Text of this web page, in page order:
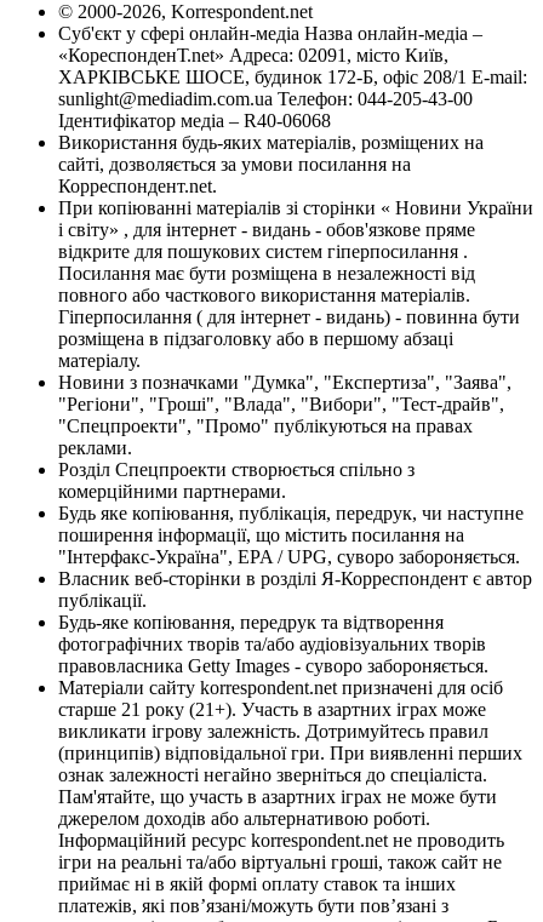
© 2000-2026, Korrespondent.net
Суб'єкт у сфері онлайн-медіа Назва онлайн-медіа –
«КореспонденТ.net» Адреса: 02091, місто Київ,
ХАРКІВСЬКЕ ШОСЕ, будинок 172-Б, офіс 208/1 E-mail:
sunlight@mediadim.com.ua Телефон: 044-205-43-00
Ідентифікатор медіа – R40-06068
Використання будь-яких матеріалів, розміщених на
сайті, дозволяється за умови посилання на
Корреспондент.net.
При копіюванні матеріалів зі сторінки « Новини України
і світу» , для інтернет - видань - обов'язкове пряме
відкрите для пошукових систем гіперпосилання .
Посилання має бути розміщена в незалежності від
повного або часткового використання матеріалів.
Гіперпосилання ( для інтернет - видань) - повинна бути
розміщена в підзаголовку або в першому абзаці
матеріалу.
Новини з позначками "Думка", "Експертиза", "Заява",
"Регіони", "Гроші", "Влада", "Вибори", "Тест-драйв",
"Спецпроекти", "Промо" публікуються на правах
реклами.
Розділ Спецпроекти створюється спільно з
комерційними партнерами.
Будь яке копіювання, публікація, передрук, чи наступне
поширення інформації, що містить посилання на
"Інтерфакс-Україна", EPA / UPG, суворо забороняється.
Власник веб-сторінки в розділі Я-Корреспондент є автор
публікації.
Будь-яке копіювання, передрук та відтворення
фотографічних творів та/або аудіовізуальних творів
правовласника Getty Images - суворо забороняється.
Матеріали сайту korrespondent.net призначені для осіб
старше 21 року (21+). Участь в азартних іграх може
викликати ігрову залежність. Дотримуйтесь правил
(принципів) відповідальної гри. При виявленні перших
ознак залежності негайно зверніться до спеціаліста.
Пам'ятайте, що участь в азартних іграх не може бути
джерелом доходів або альтернативою роботі.
Інформаційний ресурс korrespondent.net не проводить
ігри на реальні та/або віртуальні гроші, також сайт не
приймає ні в якій формі оплату ставок та інших
платежів, які пов’язані/можуть бути пов’язані з